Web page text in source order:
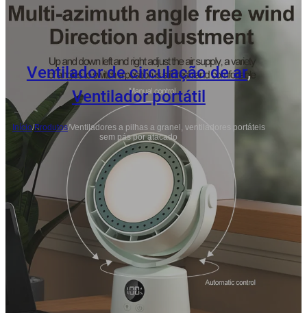
Ventilador de circulação de ar,
Ventilador portátil
Início/Produtos/Ventiladores a pilhas a granel, ventiladores portáteis
sem pás por atacado